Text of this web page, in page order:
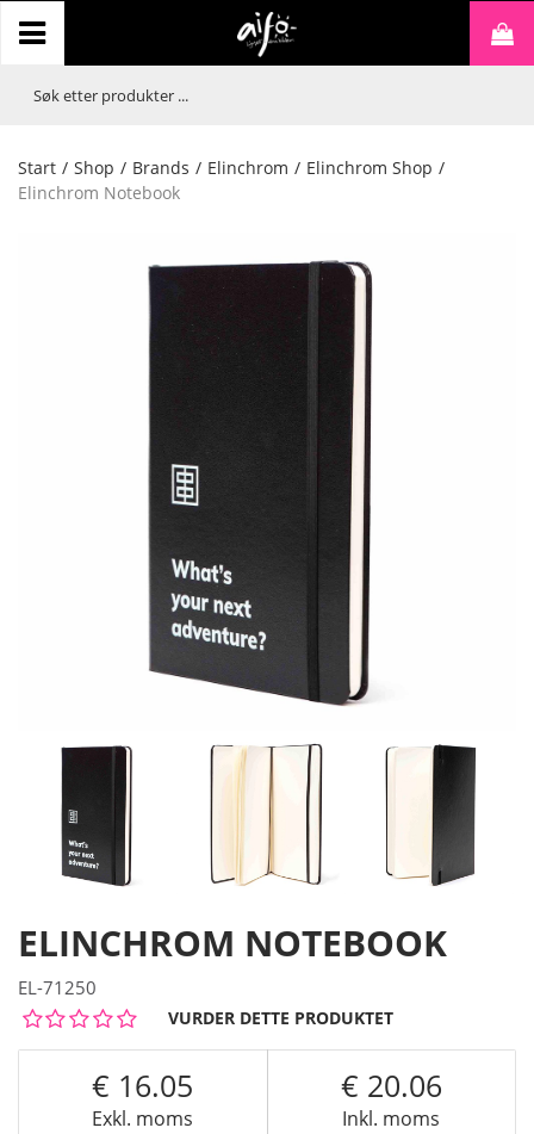
Start / Shop / Brands / Elinchrom / Elinchrom Shop /
Elinchrom Notebook
ELINCHROM NOTEBOOK
EL-71250
VURDER DETTE PRODUKTET
Exkl. moms
16.05
Inkl. moms
20.06